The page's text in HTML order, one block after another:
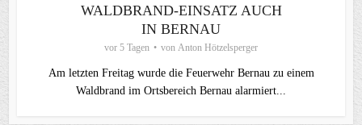
WALDBRAND-EINSATZ AUCH
IN BERNAU
vor 5 Tagen von Anton Hötzelsperger
Am letzten Freitag wurde die Feuerwehr Bernau zu einem
Waldbrand im Ortsbereich Bernau alarmiert...